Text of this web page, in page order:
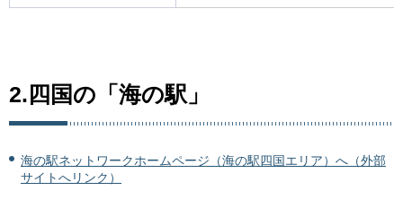
2.四国の「海の駅」
海の駅ネットワークホームページ（海の駅四国エリア）へ（外部
サイトへリンク）